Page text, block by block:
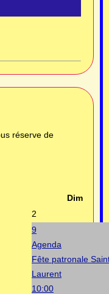
réserve de
Dim
2
9
Agenda
Fête patronale
Laurent
10:00